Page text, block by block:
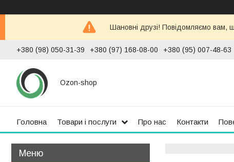
Шановні друзі! Повідомляємо
+380 (98) 050-31-39 +380 (97) 168-08-00 +380 (95) 007-48-63
Ozon-shop
Головна Товари і послуги Про нас Контакти